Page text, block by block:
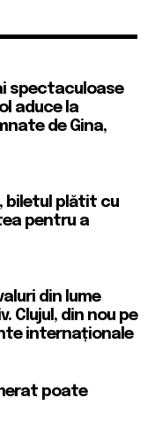
spectaculoase
aduce la
de Gina,
biletul plătit cu
pentru a
din lume
Clujul, din nou pe
internaționale
poate